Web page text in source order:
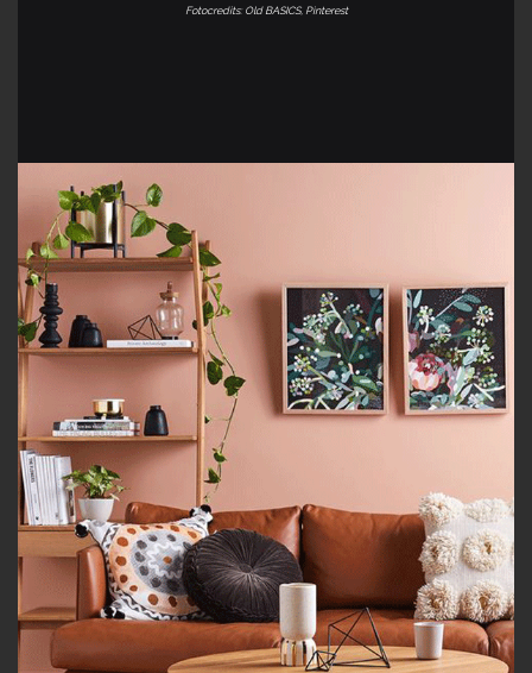
Fotocredits: Old BASICS, Pinterest